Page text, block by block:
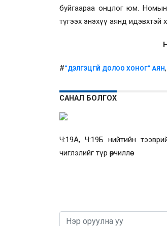
буйгаараа онцлог юм. Номын
түгээх энэхүү аянд идэвхтэй
#“ДЭЛГЭЦГҮЙ ДОЛОО ХОНОГ” АЯН,
САНАЛ БОЛГОХ
Ч:19А, Ч:19Б нийтийн
чиглэлийг түр өөрчиллөө